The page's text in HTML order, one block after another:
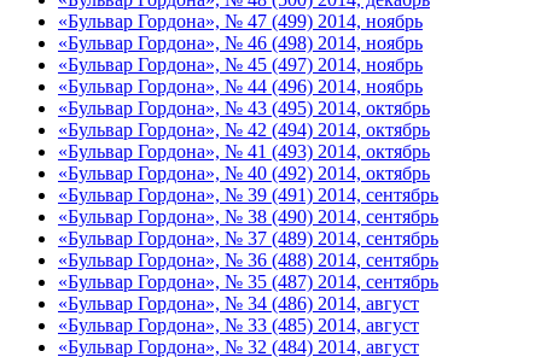
«Бульвар Гордона», № 47 (499) 2014, ноябрь
«Бульвар Гордона», № 46 (498) 2014, ноябрь
«Бульвар Гордона», № 45 (497) 2014, ноябрь
«Бульвар Гордона», № 44 (496) 2014, ноябрь
«Бульвар Гордона», № 43 (495) 2014, октябрь
«Бульвар Гордона», № 42 (494) 2014, октябрь
«Бульвар Гордона», № 41 (493) 2014, октябрь
«Бульвар Гордона», № 40 (492) 2014, октябрь
«Бульвар Гордона», № 39 (491) 2014, сентябрь
«Бульвар Гордона», № 38 (490) 2014, сентябрь
«Бульвар Гордона», № 37 (489) 2014, сентябрь
«Бульвар Гордона», № 36 (488) 2014, сентябрь
«Бульвар Гордона», № 35 (487) 2014, сентябрь
«Бульвар Гордона», № 34 (486) 2014, август
«Бульвар Гордона», № 33 (485) 2014, август
«Бульвар Гордона», № 32 (484) 2014, август